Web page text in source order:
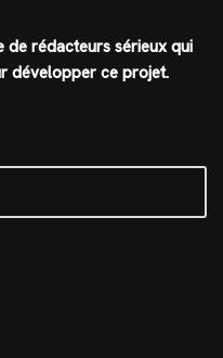
de rédacteurs sérieux qui
développer ce projet.